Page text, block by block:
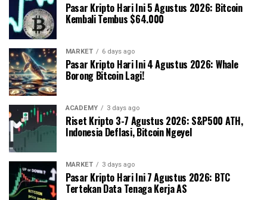
Pasar Kripto Hari Ini 5 Agustus 2026: Bitcoin
Kembali Tembus $64.000
MARKET 6 days ago
Pasar Kripto Hari Ini 4 Agustus 2026: Whale
Borong Bitcoin Lagi!
ACADEMY 3 days ago
Riset Kripto 3-7 Agustus 2026: S&P500 ATH,
Indonesia Deflasi, Bitcoin Ngeyel
MARKET 3 days ago
Pasar Kripto Hari Ini 7 Agustus 2026: BTC
Tertekan Data Tenaga Kerja AS